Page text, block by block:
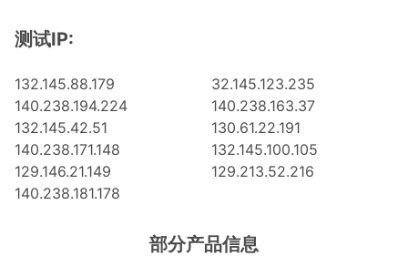
测试IP:
132.145.88.179
32.145.123.235
140.238.194.224
140.238.163.37
132.145.42.51
130.61.22.191
140.238.171.148
132.145.100.105
129.146.21.149
129.213.52.216
140.238.181.178
部分产品信息